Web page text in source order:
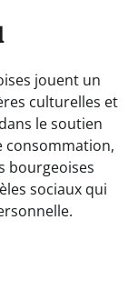
jouent un
culturelles et
le soutien
consommation,
bourgeoises
sociaux qui